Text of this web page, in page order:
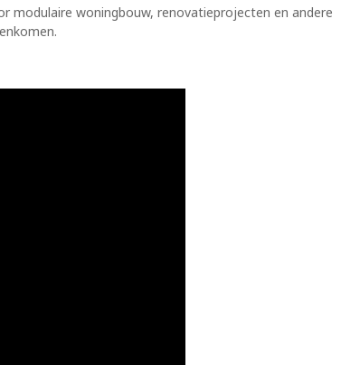
modulaire woningbouw, renovatieprojecten en andere